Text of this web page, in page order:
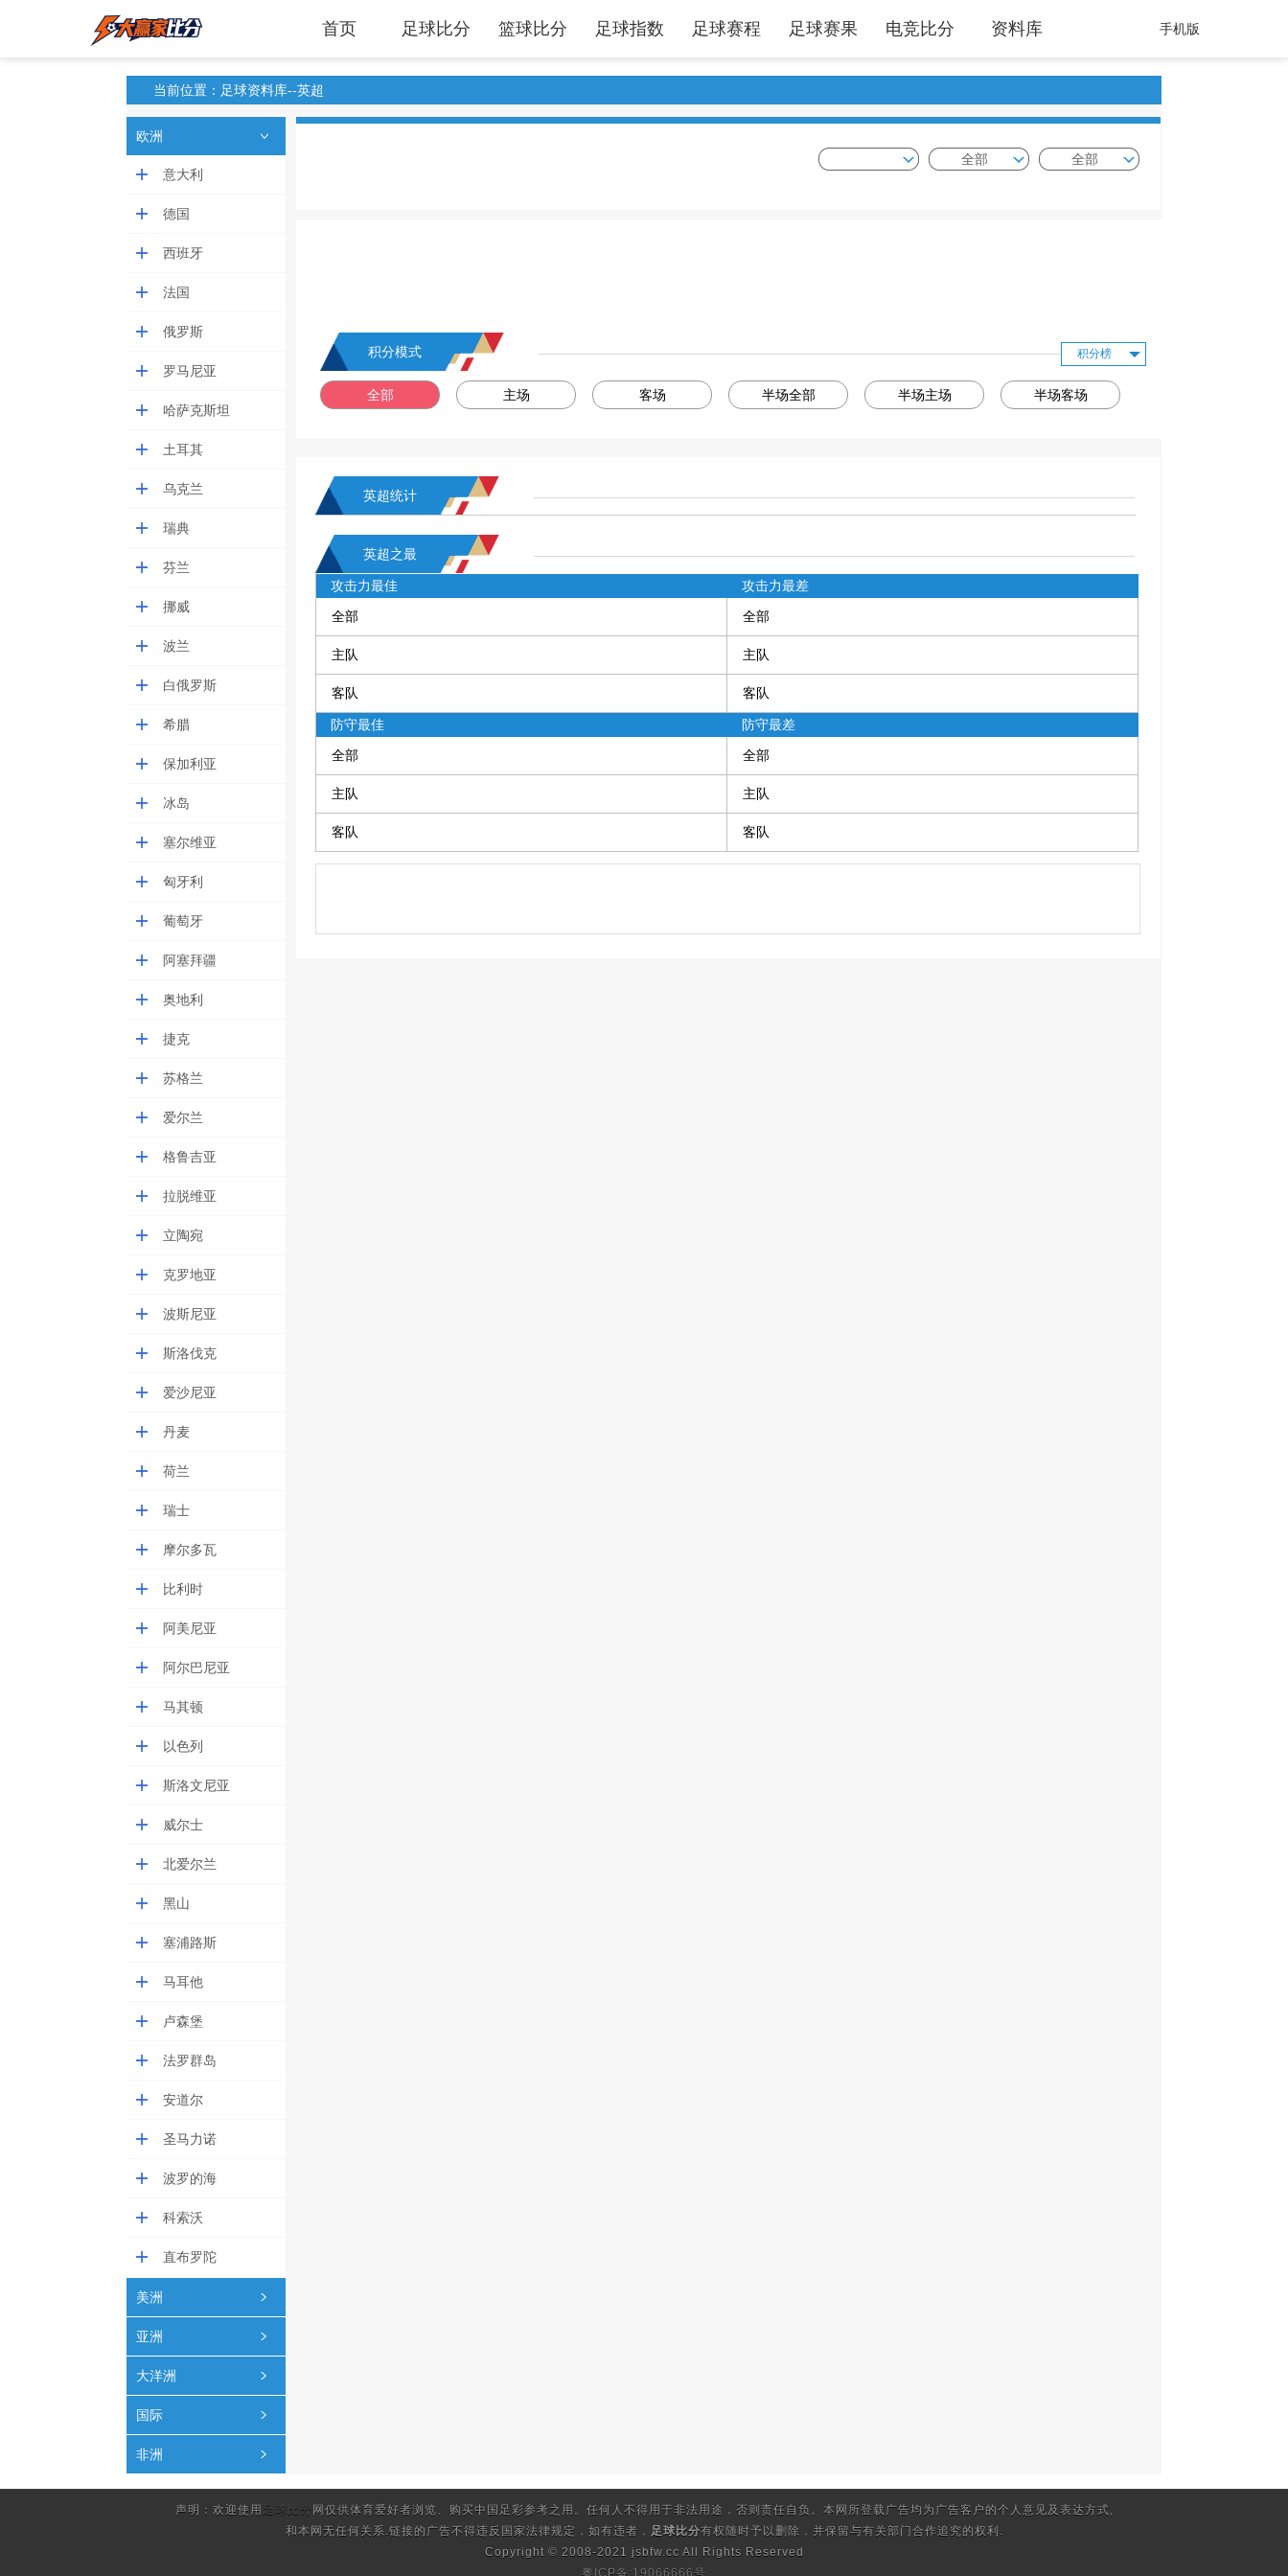
首页 足球比分 篮球比分 足球指数 足球赛程 足球赛果 电竞比分 资料库 手机版
当前位置：足球资料库--英超
欧洲
意大利
德国
西班牙
法国
俄罗斯
罗马尼亚
哈萨克斯坦
土耳其
乌克兰
瑞典
芬兰
挪威
波兰
白俄罗斯
希腊
保加利亚
冰岛
塞尔维亚
匈牙利
葡萄牙
阿塞拜疆
奥地利
捷克
苏格兰
爱尔兰
格鲁吉亚
拉脱维亚
立陶宛
克罗地亚
波斯尼亚
斯洛伐克
爱沙尼亚
丹麦
荷兰
瑞士
摩尔多瓦
比利时
阿美尼亚
阿尔巴尼亚
马其顿
以色列
斯洛文尼亚
威尔士
北爱尔兰
黑山
塞浦路斯
马耳他
卢森堡
法罗群岛
安道尔
圣马力诺
波罗的海
科索沃
直布罗陀
美洲
亚洲
大洋洲
国际
非洲
全部 全部
积分模式 积分榜
全部 主场 客场 半场全部 半场主场 半场客场
英超统计
英超之最
攻击力最佳
全部
主队
客队
攻击力最差
全部
主队
客队
防守最佳
全部
主队
客队
防守最差
全部
主队
客队
声明：欢迎使用 足球比分 网仅供体育爱好者浏览、购买中国足彩参考之用。任何人不得用于非法用途，否则责任自负。本网所登载广告均为广告客户的个人意见及表达方式,
和本网无任何关系.链接的广告不得违反国家法律规定，如有违者， 足球比分有权随时予以删除，并保留与有关部门合作追究的权利.
Copyright © 2008-2021 jsbfw.cc All Rights Reserved
粤ICP备:19066666号